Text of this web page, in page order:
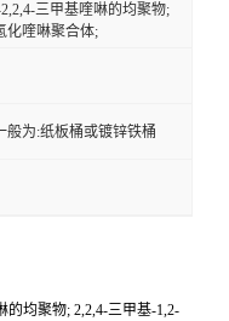
三甲基喹啉的均聚物;
化喹啉聚合体;
般为:纸板桶或镀锌铁桶
的均聚物; 2,2,4-三甲基-1,2-